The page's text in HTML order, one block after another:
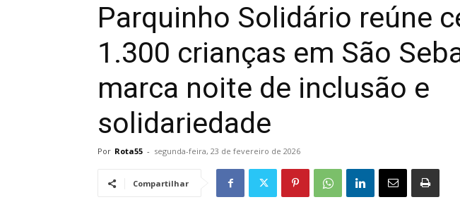
Parquinho Solidário reúne
1.300 crianças em São
marca noite de inclusão e
solidariedade
Por Rota55 - segunda-feira, 23 de fevereiro de 2026
Compartilhar